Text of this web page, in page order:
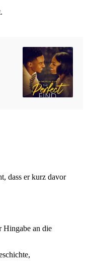
dass er kurz davor
Hingabe an die